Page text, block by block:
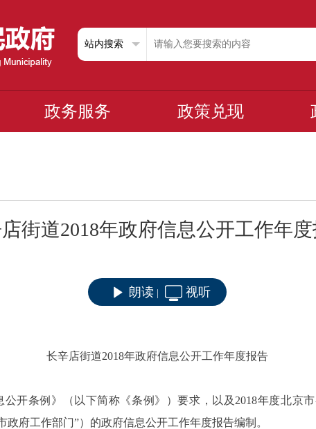
政务服务 政策兑现
街道2018年政府信息公开工作年
朗读 视听
长辛店街道2018年政府信息公开工作年度报告
开条例》（以下简称《条例》）要求，以及2018年度北京
府工作部门”）的政府信息公开工作年度报告编制。